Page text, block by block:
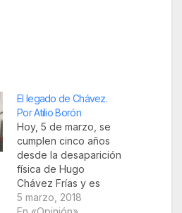
El legado de Chávez.
Por Atilio Borón
Hoy, 5 de marzo, se
cumplen cinco años
desde la desaparición
física de Hugo
Chávez Frías y es
justo y necesario
5 marzo, 2018